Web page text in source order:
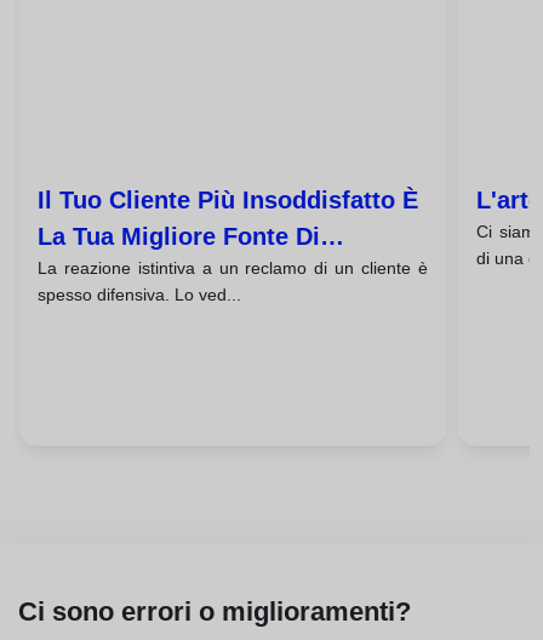
Il Tuo Cliente Più Insoddisfatto È
La Tua Migliore Fonte Di
Apprendimento
La reazione istintiva a un reclamo di un cliente è
spesso difensiva. Lo ved...
Ci
di una
Ci sono errori o miglioramenti?